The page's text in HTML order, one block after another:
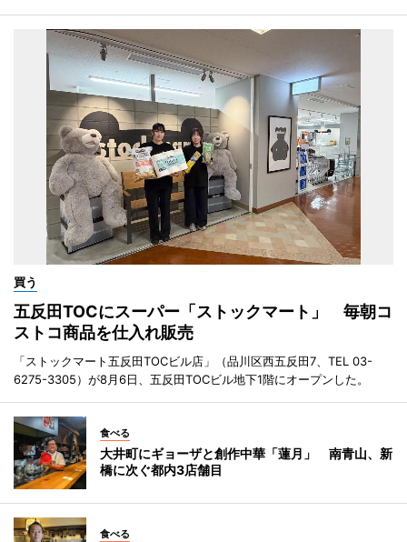
買う
五反田TOCにスーパー「ストックマート」 毎朝コ
ストコ商品を仕入れ販売
「ストックマート五反田TOCビル店」（品川区西五反田7、TEL 03-
6275-3305）が8月6日、五反田TOCビル地下1階にオープンした。
食べる
大井町にギョーザと創作中華「蓮月」 南青山、新
橋に次ぐ都内3店舗目
食べる